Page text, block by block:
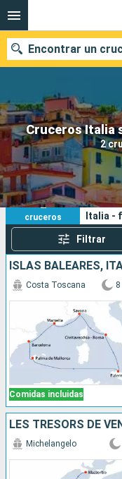
Cruceros Italia
2
Encontrar un
Nuestros destinos
Fecha de salida
Puertos
2
cruceros
Sus
Italia -
Filtrar
Comidas incluidas
Costa Toscana 8
LES TRÉSORS DE
Michelangelo